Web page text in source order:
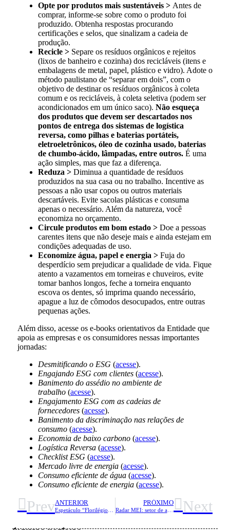
Opte por produtos mais sustentáveis > Antes de
comprar, informe-se sobre como o produto foi
produzido. Obtenha respostas procurando
certificações e selos, que sinalizam a cadeia de
produção.
Recicle > Separe os resíduos orgânicos e rejeitos
(lixos de banheiro e cozinha) dos recicláveis (itens e
embalagens de metal, papel, plástico e vidro). Adote o
método paulistano de “separar em dois”, com o
objetivo de destinar os resíduos orgânicos à coleta
comum e os recicláveis, à coleta seletiva (podem ser
acondicionados em um único saco). Não esqueça
dos produtos que devem ser descartados nos
pontos de entrega dos sistemas de logística
reversa, como pilhas e baterias portáteis,
eletroeletrônicos, óleo de cozinha usado, baterias
de chumbo-ácido, lâmpadas, entre outros. É uma
ação simples, mas que faz a diferença.
Reduza > Diminua a quantidade de resíduos
produzidos na sua casa ou no trabalho. Incentive as
pessoas a não usar copos ou outros materiais
descartáveis. Evite sacolas plásticas e consuma
apenas o necessário. Além da natureza, você
economiza no orçamento.
Circule produtos em bom estado > Doe a pessoas
carentes itens que não deseje mais e ainda estejam em
condições adequadas de uso.
Economize água, papel e energia > Fuja do
desperdício sem prejudicar a qualidade de vida. Fique
atento a vazamentos em torneiras e chuveiros, evite
tomar banhos longos, feche a torneira enquanto
escova os dentes, só imprima quando necessário,
apague a luz de cômodos desocupados, entre outras
pequenas ações.
Além disso, acesse os e-books orientativos da Entidade que
apoia as empresas e os consumidores nessas importantes
jornadas:
Desmitificando o ESG (acesse).
Engajando ESG com clientes (acesse).
Banimento do assédio no ambiente de
trabalho (acesse).
Engajamento ESG com as cadeias de
fornecedores (acesse).
Banimento da discriminação nas relações de
consumo (acesse).
Economia de baixo carbono (acesse).
Logística Reversa (acesse).
Checklist ESG (acesse).
Mercado livre de energia (acesse).
Consumo eficiente de água (acesse).
Consumo eficiente de energia (acesse).
PrevANTERIOR PRÓXIMO
Radar MEI: setor de alimentação saudável está em alta Next